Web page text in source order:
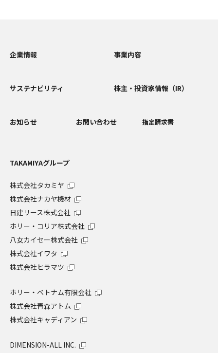
企業情報 事業内容
サステナビリティ 株主・投資家情報（IR）
お知らせ お問い合わせ 指定請求書
TAKAMIYAグループ
株式会社タカミヤ
株式会社ナカヤ機材
日建リース株式会社
ホリー・コリア株式会社
八女カイセー株式会社
株式会社イワタ
株式会社ヒラマツ
ホリー・ベトナム有限会社
株式会社青森アトム
株式会社キャディアン
DIMENSION-ALL INC.